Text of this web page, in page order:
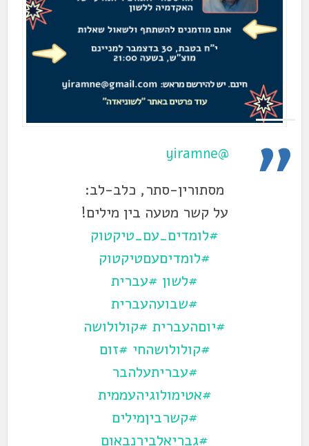
@yiramne
מסתורין-סתר, כלב-לב:
על קשר מטעה בין מילים!
#לומדים_עם_טיקטוק
#לומדיםעםטיקטוק
#לשון #עברית
#שבועהעברית
#יוםהעברית #קולולושה
#קולולושהחי #זום
#עבריתעלהבר
#אטימולוגיהעממית
#קשרביןמילים
#גבריאלבירנבאום